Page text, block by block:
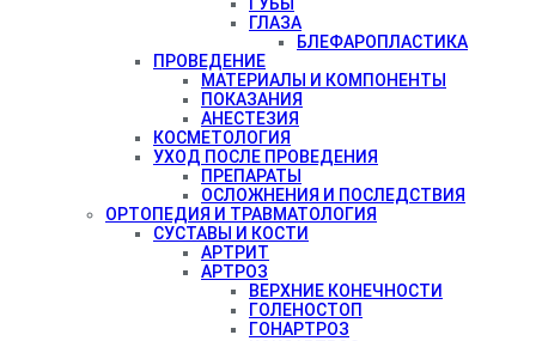
ГЛАЗА
БЛЕФАРОПЛАСТИКА
ПРОВЕДЕНИЕ
МАТЕРИАЛЫ И КОМПОНЕНТЫ
ПОКАЗАНИЯ
АНЕСТЕЗИЯ
КОСМЕТОЛОГИЯ
УХОД ПОСЛЕ ПРОВЕДЕНИЯ
ПРЕПАРАТЫ
ОСЛОЖНЕНИЯ И ПОСЛЕДСТВИЯ
ОРТОПЕДИЯ И ТРАВМАТОЛОГИЯ
СУСТАВЫ И КОСТИ
АРТРИТ
АРТРОЗ
ВЕРХНИЕ КОНЕЧНОСТИ
ГОЛЕНОСТОП
ГОНАРТРОЗ